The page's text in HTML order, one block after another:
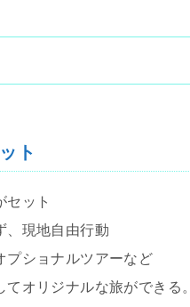
ト
セット
、現地自由行動
プショナルツアーなど
オリジナルな旅ができる。